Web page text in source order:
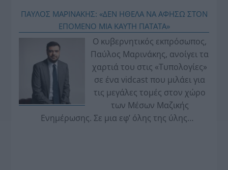
ΠΑΥΛΟΣ ΜΑΡΙΝΑΚΗΣ: «ΔΕΝ ΗΘΕΛΑ ΝΑ ΑΦΗΣΩ ΣΤΟΝ
ΕΠΟΜΕΝΟ ΜΙΑ ΚΑΥΤΗ ΠΑΤΑΤΑ»
Ο κυβερνητικός εκπρόσωπος,
Παύλος Μαρινάκης, ανοίγει τα
χαρτιά του στις «Τυπολογίες»
σε ένα vidcast που μιλάει για
τις μεγάλες τομές στον χώρο
των Μέσων Μαζικής
Ενημέρωσης. Σε μια εφ’ όλης της ύλης